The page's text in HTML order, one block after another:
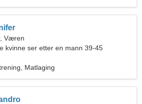
Væren
kvinne ser etter en mann 39-45
Matlaging